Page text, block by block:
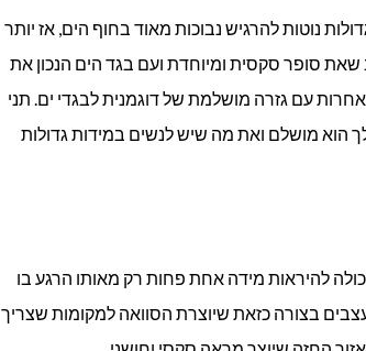
נוטות להרגיש נבוכות מאוד בחוף הים, אז יותר
סופר סקסית ומיוחדת ועם בגד הים הנכון את
עם גזרה מושלמת של דוגמנית לבגדי ים. תני
הוא מושלם ואת מה שיש לנשים במידות גדולות
להיראות מידה אחת פחות רק מאותו הרגע בו
בצורה כזאת שיוצרת הסוואה למקומות שצריך